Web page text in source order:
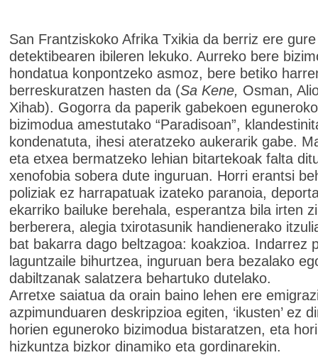
San Frantziskoko Afrika Txikia da berriz ere
detektibearen ibileren lekuko. Aurreko bere
hondatua konpontzeko asmoz, bere betiko
berreskuratzen hasten da (Sa Kene, Osman,
Xihab). Gogorra da paperik gabekoen eguneroko
bizimodua amestutako “Paradisoan”,
kondenatuta, ihesi ateratzeko aukerarik gabe.
eta etxea bermatzeko lehian bitartekoak falta
xenofobia sobera dute inguruan. Horri erantsi
poliziak ez harrapatuak izateko paranoia,
ekarriko bailuke berehala, esperantza bila irten
berberera, alegia txirotasunik handienerako
bat bakarra dago beltzagoa: koakzioa. Indarrez
laguntzaile bihurtzea, inguruan bera bezalako
dabiltzanak salatzera behartuko dutelako.
Arretxe saiatua da orain baino lehen ere
azpimunduaren deskripzioa egiten, ‘ikusten’ ez
horien eguneroko bizimodua bistaratzen, eta
hizkuntza bizkor dinamiko eta gordinarekin.